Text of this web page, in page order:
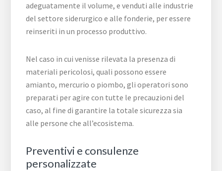
adeguatamente il volume, e venduti alle industrie
del settore siderurgico e alle fonderie, per essere
reinseriti in un processo produttivo.
Nel caso in cui venisse rilevata la presenza di
materiali pericolosi, quali possono essere
amianto, mercurio o piombo, gli operatori sono
preparati per agire con tutte le precauzioni del
caso, al fine di garantire la totale sicurezza sia
alle persone che all’ecosistema.
Preventivi e consulenze
personalizzate